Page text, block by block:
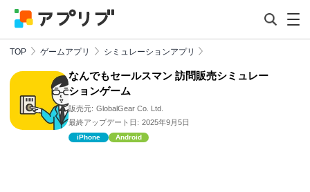
TOP ゲームアプリ シミュレーションアプリ
なんでもセールスマン 訪問販売シミュレー
ションゲーム
販売元: GlobalGear Co. Ltd.
最終アップデート日: 2025年9月5日
iPhone Android